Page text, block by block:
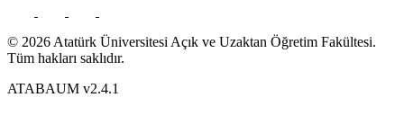
© 2026 Atatürk Üniversitesi Açık ve Uzaktan Öğretim Fakültesi.
Tüm hakları saklıdır.
ATABAUM v2.4.1